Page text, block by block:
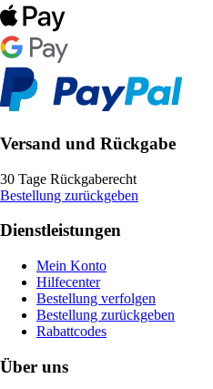
Versand und Rückgabe
30 Tage Rückgaberecht
Bestellung zurückgeben
Dienstleistungen
Mein Konto
Hilfecenter
Bestellung verfolgen
Bestellung zurückgeben
Rabattcodes
Über uns